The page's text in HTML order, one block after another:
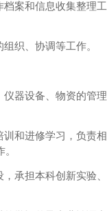
案和信息收集整理
织、协调等工作。
器设备、物资的管
和进修学习，负责
承担本科创新实验